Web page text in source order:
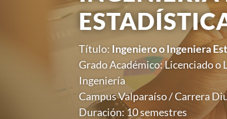
Título: Ingeniero o Ingeniera
Grado Académico: Licenciado o
Ingeniería
Campus Valparaíso / Carrera
Duración: 10 semestres